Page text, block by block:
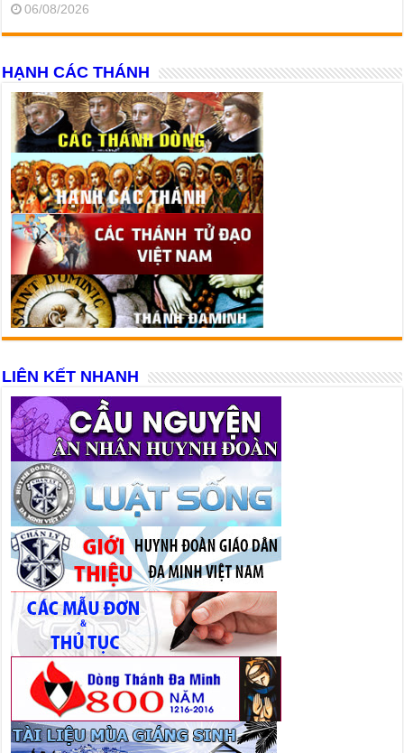
06/08/2026
HẠNH CÁC THÁNH
LIÊN KẾT NHANH